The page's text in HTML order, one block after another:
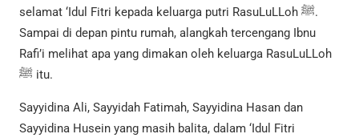
selamat ‘Idul Fitri kepada keluarga putri RasuLuLLoh ﷺ.
Sampai di depan pintu rumah, alangkah tercengang Ibnu
Rafi’i melihat apa yang dimakan oleh keluarga RasuLuLLoh
ﷺ itu.
Sayyidina Ali, Sayyidah Fatimah, Sayyidina Hasan dan
Sayyidina Husein yang masih balita, dalam ‘Idul Fitri